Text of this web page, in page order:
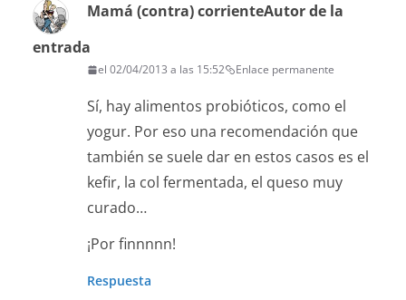
Mamá (contra) corrienteAutor de la
entrada
el 02/04/2013 a las 15:52 Enlace permanente
Sí, hay alimentos probióticos, como el
yogur. Por eso una recomendación que
también se suele dar en estos casos es el
kefir, la col fermentada, el queso muy
curado…
¡Por finnnnn!
Respuesta